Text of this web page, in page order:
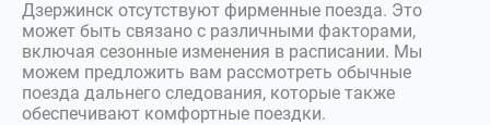
Дзержинск отсутствуют фирменные поезда. Это
может быть связано с различными факторами,
включая сезонные изменения в расписании. Мы
можем предложить вам рассмотреть обычные
поезда дальнего следования, которые также
обеспечивают комфортные поездки.